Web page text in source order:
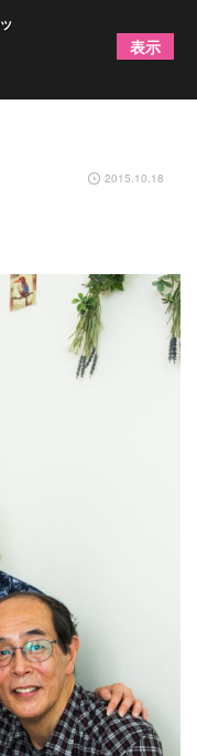
俳優「志賀廣太
2015.10.18
表示